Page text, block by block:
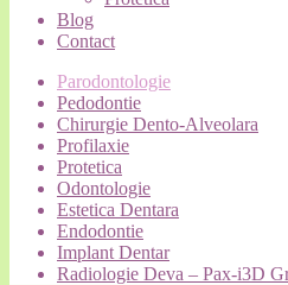
Blog
Contact
Parodontologie
Pedodontie
Chirurgie Dento-Alveolara
Profilaxie
Protetica
Odontologie
Estetica Dentara
Endodontie
Implant Dentar
Radiologie Deva – Pax-i3D